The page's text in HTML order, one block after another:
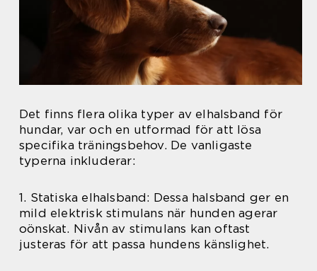
Det finns flera olika typer av elhalsband för
hundar, var och en utformad för att lösa
specifika träningsbehov. De vanligaste
typerna inkluderar:
1. Statiska elhalsband: Dessa halsband ger en
mild elektrisk stimulans när hunden agerar
oönskat. Nivån av stimulans kan oftast
justeras för att passa hundens känslighet.